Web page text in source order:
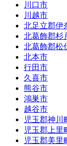
川口市
川越市
北足立郡伊
北葛飾郡杉
北葛飾郡松
北本市
行田市
久喜市
熊谷市
鴻巣市
越谷市
児玉郡神川
児玉郡上里
児玉郡美里